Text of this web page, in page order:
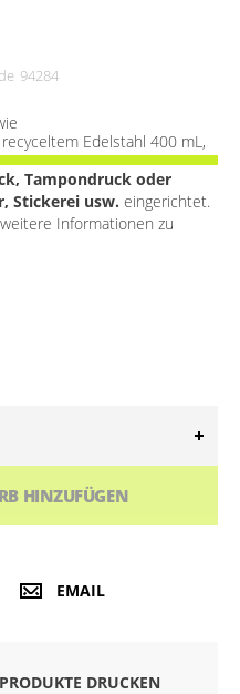
94284
Edelstahl 400 mL,
Tampondruck oder
Stickerei usw. eingerichtet.
Informationen zu
HINZUFÜGEN
EMAIL
DRUCKEN